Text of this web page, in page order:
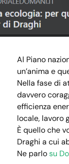
Al Piano
un’anima e
Nella fase di
davvero
efficienza
locale, lavoro
È quello che
Draghi a cui
Ne parlosu